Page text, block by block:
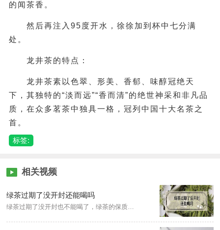
的闻茶香。
然后再注入95度开水，徐徐加到杯中七分满
处。
龙井茶的特点：
龙井茶素以色翠、形美、香郁、味醇冠绝天
下，其独特的“淡而远”“香而清”的绝世神采和非凡品
质，在众多茗茶中独具一格，冠列中国十大名茶之
首。
标签:
相关视频
绿茶过期了没开封还能喝吗